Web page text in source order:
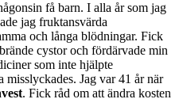
få barn. I alla år som jag
jag fruktansvärda
och långa blödningar. Fick
cystor och fördärvade min
som inte hjälpte
Jag var 41 år när
. Fick råd om att ändra kosten